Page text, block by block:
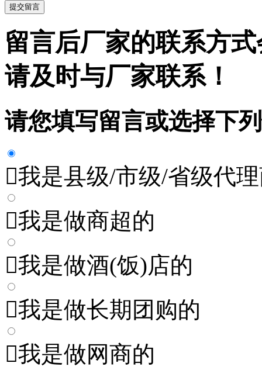
提交留言
留言后厂家的联系方
请及时与厂家联系！
请您填写留言或选择下
我是县级/市级/省级代
我是做商超的
我是做酒(饭)店的
我是做长期团购的
我是做网商的